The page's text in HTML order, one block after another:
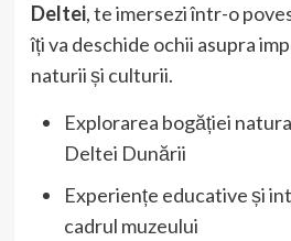
Deltei, te imersezi într-o
îți va deschide ochii asupra
naturii și culturii.
Explorarea bogăției
Deltei Dunării
Experiențe educative și
cadrul muzeului